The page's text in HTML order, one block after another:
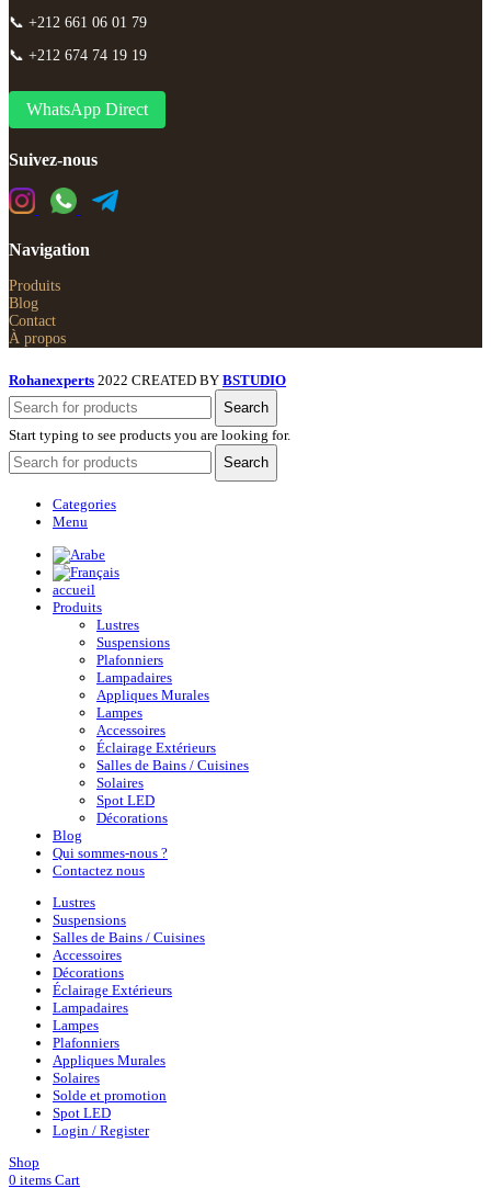
📞 +212 661 06 01 79
📞 +212 674 74 19 19
WhatsApp Direct
Suivez-nous
Navigation
Produits
Blog
Contact
À propos
Rohanexperts 2022 CREATED BY BSTUDIO
Search
Start typing to see products you are looking for.
Search
Categories
Menu
accueil
Produits
Lustres
Suspensions
Plafonniers
Lampadaires
Appliques Murales
Lampes
Accessoires
Éclairage Extérieurs
Salles de Bains / Cuisines
Solaires
Spot LED
Décorations
Blog
Qui sommes-nous ?
Contactez nous
Lustres
Suspensions
Salles de Bains / Cuisines
Accessoires
Décorations
Éclairage Extérieurs
Lampadaires
Lampes
Plafonniers
Appliques Murales
Solaires
Solde et promotion
Spot LED
Login / Register
Shop
0 items Cart